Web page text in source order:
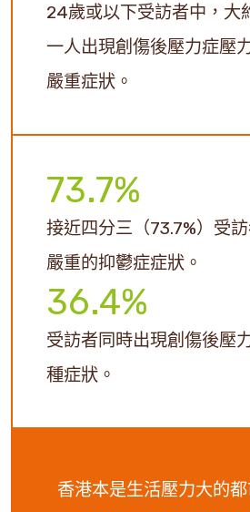
24歲或以下受訪者中，大
一人出現創傷後壓力症壓
嚴重症狀。
73.7%
接近四分三（73.7%）受
嚴重的抑鬱症症狀。
36.4%
受訪者同時出現創傷後壓
種症狀。
香港本是生活壓力大的